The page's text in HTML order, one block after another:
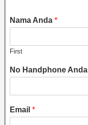
Nama Anda *
First
No Handphone Anda
Email *